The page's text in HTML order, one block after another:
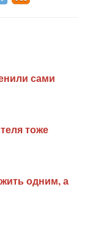
сами
тоже
одним, а